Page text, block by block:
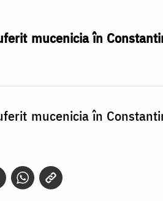
mucenicia în
mucenicia în